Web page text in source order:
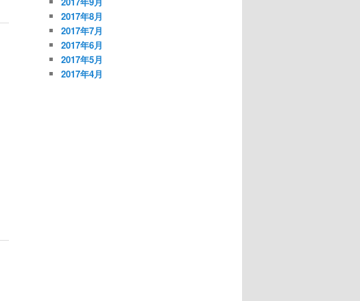
2017年8月
2017年7月
2017年6月
2017年5月
2017年4月